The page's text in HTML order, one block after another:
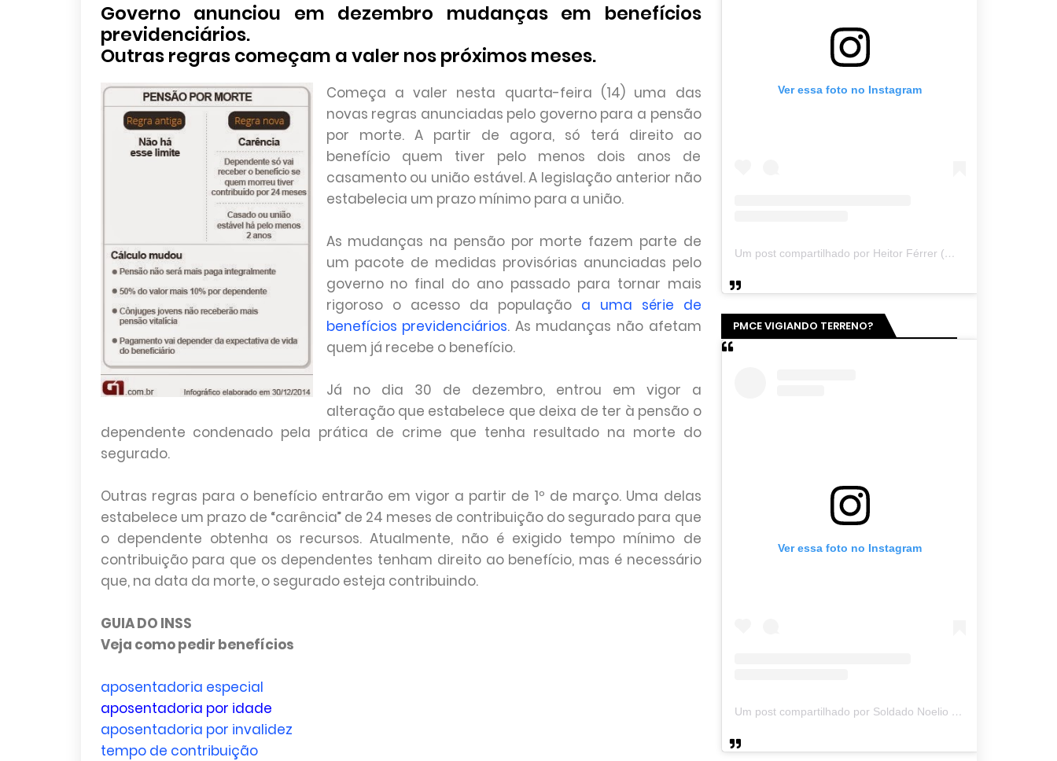
Governo anunciou em dezembro mudanças em benefícios
previdenciários.
Outras regras começam a valer nos próximos meses.
Começa a valer nesta quarta-feira (14) uma das
novas regras anunciadas pelo governo para a pensão
por morte. A partir de agora, só terá direito ao
benefício quem tiver pelo menos dois anos de
casamento ou união estável. A legislação anterior não
estabelecia um prazo mínimo para a união.
As mudanças na pensão por morte fazem parte de
um pacote de medidas provisórias anunciadas pelo
governo no final do ano passado para tornar mais
rigoroso o acesso da população a uma série de
benefícios previdenciários. As mudanças não afetam
quem já recebe o benefício.
Já no dia 30 de dezembro, entrou em vigor a
alteração que estabelece que deixa de ter à pensão o
dependente condenado pela prática de crime que tenha resultado na morte do
segurado.
Outras regras para o benefício entrarão em vigor a partir de 1º de março. Uma delas
estabelece um prazo de “carência” de 24 meses de contribuição do segurado para que
o dependente obtenha os recursos. Atualmente, não é exigido tempo mínimo de
contribuição para que os dependentes tenham direito ao benefício, mas é necessário
que, na data da morte, o segurado esteja contribuindo.
GUIA DO INSS
Veja como pedir benefícios
aposentadoria especial
aposentadoria por idade
aposentadoria por invalidez
tempo de contribuição
Ver essa foto no Instagram
Um post compartilhado por Heitor Férrer (@heitor_ferrer77)
PMCE VIGIANDO TERRENO?
Ver essa foto no Instagram
Um post compartilhado por Soldado Noelio (@soldadonoelio)